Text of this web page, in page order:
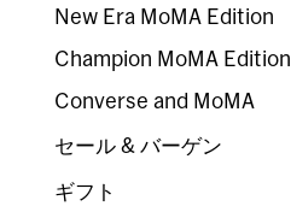
New Era MoMA Edition
Champion MoMA Edition
Converse and MoMA
セール & バーゲン
ギフト